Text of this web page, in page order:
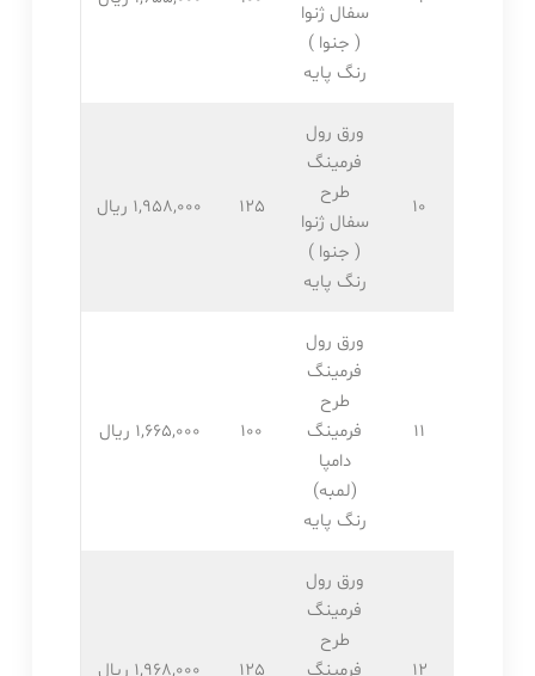
سفال ژنوا
( جنوا )
رنگ پایه
10
ورق رول
فرمینگ
طرح
سفال ژنوا
( جنوا )
رنگ پایه
125 1,958,۰۰۰ ریال
11
ورق رول
فرمینگ
طرح
فرمینگ
دامپا
(لمبه)
رنگ پایه
100 1,665,۰۰۰ ریال
12
ورق رول
فرمینگ
طرح
فرمینگ
125 1,968,۰۰۰ ریال